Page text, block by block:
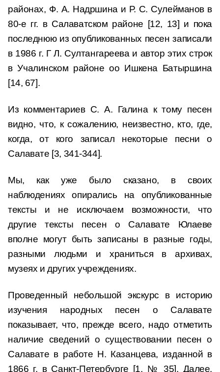
районах, Ф. А. Надршина и Р. С. Сулейманов в
80-е гг. в Салаватском районе [12, 13] и пока
последнюю из опубликованных песен записали
в 1986 г. Г Л. Султангареева и автор этих строк
в Учалинском районе oо Ишкена Батыршина
[14, 67].
Из комментариев С. А. Галина к тому песен
видно, что, к сожалению, неизвестно, кто, где,
когда, от кого записал некоторые песни о
Салавате [3, 341-344].
Мы, как уже было сказано, в своих
наблюдениях опирались на опубликованные
тексты и не исключаем возможности, что
другие тексты песен о Салавате Юлаеве
вполне могут быть записаны в разные годы,
разными людьми и храниться в архивах,
музеях и других учреждениях.
Проведенный небольшой экскурс в историю
изучения народных песен о Салавате
показывает, что, прежде всего, надо отметить
наличие сведений о существовании песен о
Салавате в работе Н. Казанцева, изданной в
1866 г. в Санкт-Петербурге [1, № 35]. Далее,